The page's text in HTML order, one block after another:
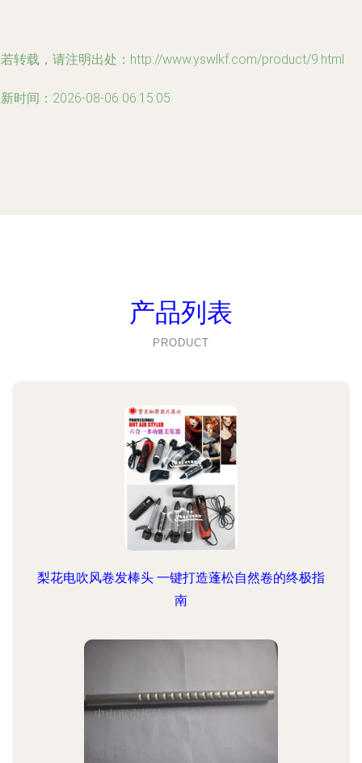
转载，请注明出处：http://www.yswlkf.com/product/9.html
时间：2026-08-06 06:15:05
产品列表
PRODUCT
梨花电吹风卷发棒头 一键打造蓬松自然卷的终极指
南